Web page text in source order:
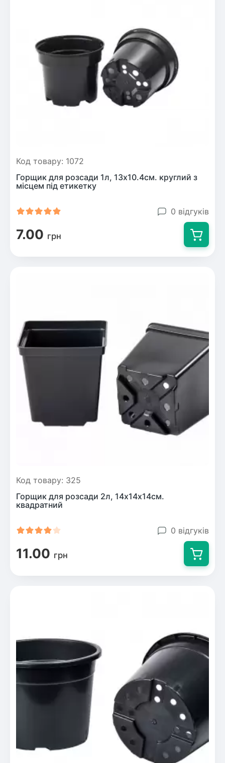
Код товару: 1072
Горщик для розсади 1л, 13х10.4см. круглий з
місцем під етикетку
0 відгуків
7.00 грн
Код товару: 325
Горщик для розсади 2л, 14х14х14см.
квадратний
0 відгуків
11.00 грн